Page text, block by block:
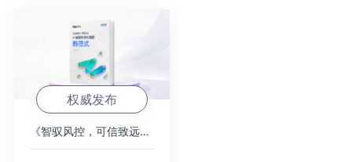
权威发布
《智驭风控，可信致远：AI 重塑财务内控的新范式》白皮书